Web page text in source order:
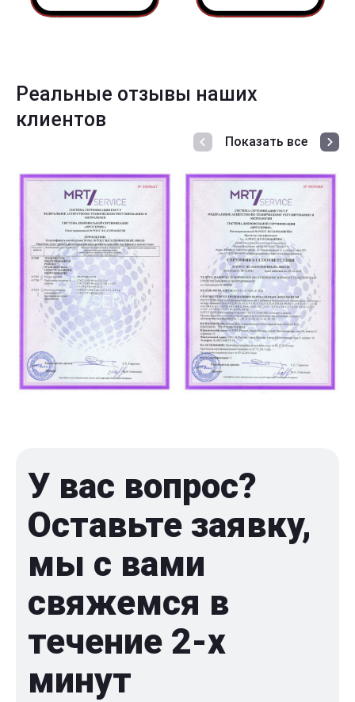
Реальные отзывы наших
клиентов
Показать все
У вас вопрос?
Оставьте заявку,
мы с вами
свяжемся в
течение 2-x
минут